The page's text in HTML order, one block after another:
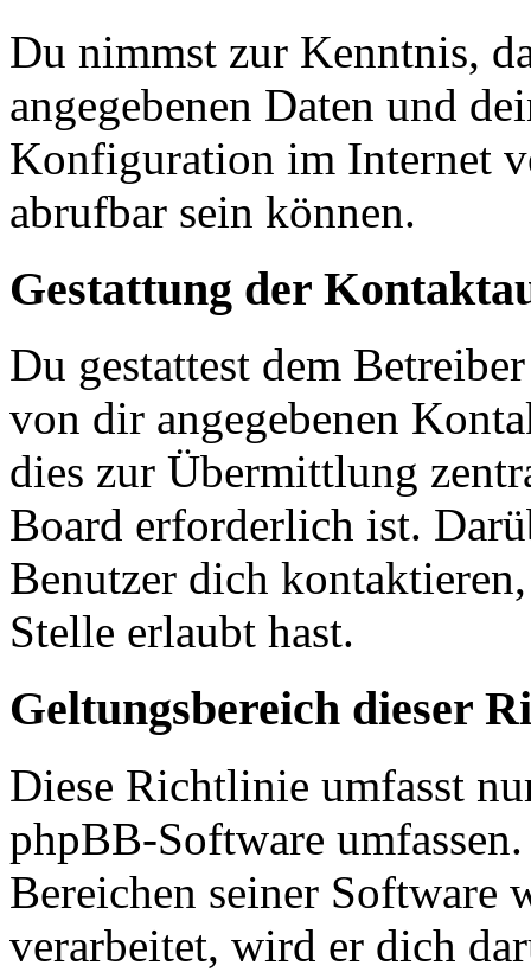
Du nimmst zur Kenntnis,
angegebenen Daten und
Konfiguration im Internet
abrufbar sein können.
Gestattung der
Du gestattest dem
von dir angegebenen
dies zur Übermittlung
Board erforderlich ist.
Benutzer dich
Stelle erlaubt hast.
Geltungsbereich dieser
Diese Richtlinie umfasst
phpBB-Software
Bereichen seiner Software
verarbeitet, wird er dich